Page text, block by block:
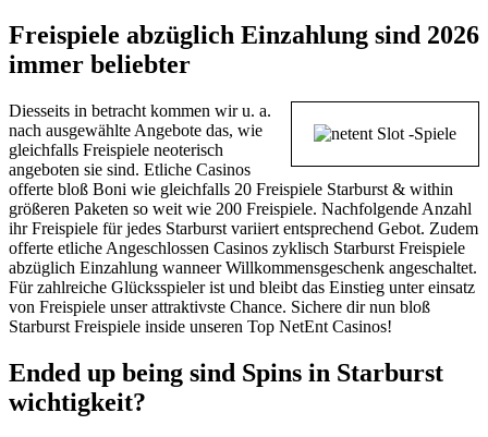
Freispiele abzüglich Einzahlung sind 2026
immer beliebter
Diesseits in betracht kommen wir u. a.
nach ausgewählte Angebote das, wie
gleichfalls Freispiele neoterisch
angeboten sie sind. Etliche Casinos
offerte bloß Boni wie gleichfalls 20 Freispiele Starburst & within
größeren Paketen so weit wie 200 Freispiele. Nachfolgende Anzahl
ihr Freispiele für jedes Starburst variiert entsprechend Gebot. Zudem
offerte etliche Angeschlossen Casinos zyklisch Starburst Freispiele
abzüglich Einzahlung wanneer Willkommensgeschenk angeschaltet.
Für zahlreiche Glücksspieler ist und bleibt das Einstieg unter einsatz
von Freispiele unser attraktivste Chance. Sichere dir nun bloß
Starburst Freispiele inside unseren Top NetEnt Casinos!
Ended up being sind Spins in Starburst
wichtigkeit?